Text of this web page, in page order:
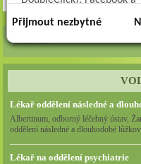
Lékař oddělení následné a
Albertinum, odborný léčebný ústav,
oddělení následné a dlouhodobé
Lékař na oddělení psychiatrie
dlouhodobé). Tyto
cookies
například
sociálních sítích.
Technické cookies lišty
díky které si naše webové
ohledně toho, s jakými
umožňujete nakládat.
Přijmout nezbytné